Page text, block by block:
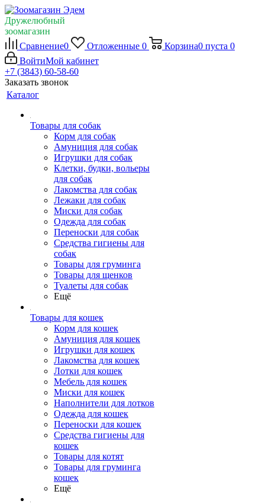
Дружелюбный
зоомагазин
Сравнение0 Отложенные 0 Корзина0 пуста 0
ВойтиМой кабинет
+7 (3843) 60-58-60
Заказать звонок
Каталог
Товары для собак
Корм для собак
Амуниция для собак
Игрушки для собак
Клетки, будки, вольеры
для собак
Лакомства для собак
Лежаки для собак
Миски для собак
Одежда для собак
Переноски для собак
Средства гигиены для
собак
Товары для груминга
Товары для щенков
Туалеты для собак
Ещё
Товары для кошек
Корм для кошек
Амуниция для кошек
Игрушки для кошек
Лакомства для кошек
Лотки для кошек
Мебель для кошек
Миски для кошек
Наполнители для лотков
Одежда для кошек
Переноски для кошек
Средства гигиены для
кошек
Товары для котят
Товары для груминга
кошек
Ещё